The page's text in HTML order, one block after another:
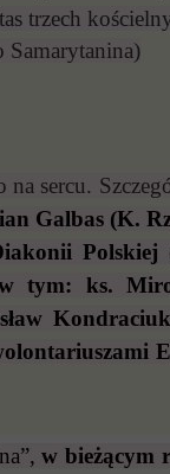
trzech
Samarytanina)
sercu.
Galbas (K.
tym: ks.
w bieżącym